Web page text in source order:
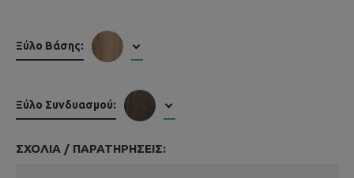
Ξύλο Βάσης:
Ξύλο Συνδυασμού:
ΣΧΌΛΙΑ / ΠΑΡΑΤΗΡΉΣΕΙΣ: